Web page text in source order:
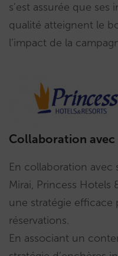
s’est assurée que
qualité atteignent le
l’impact de la
Collaboration avec
En collaboration avec
Mirai, Princess Hotels
une stratégie efficace
réservations.
En associant un